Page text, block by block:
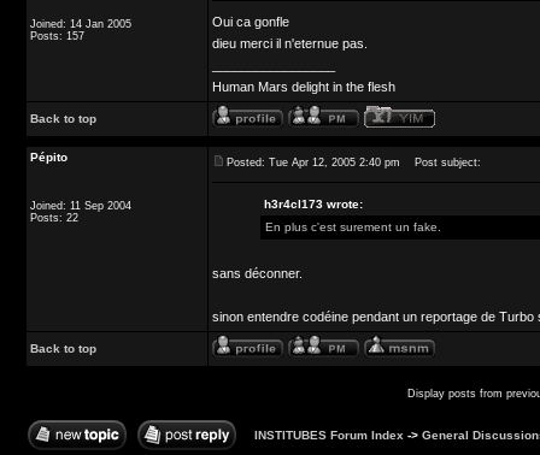
Joined: 14 Jan 2005
Posts: 157
Oui ca gonfle
dieu merci il n'eternue pas.
Human Mars delight in the flesh
Back to top
Pépito
Joined: 11 Sep 2004
Posts: 22
Posted: Tue Apr 12, 2005 2:40 pm Post subject:
h3r4cl173 wrote:
En plus c'est surement un fake.
sans déconner.
sinon entendre codéine pendant un reportage de
Back to top
Display posts from
INSTITUBES Forum Index -> General